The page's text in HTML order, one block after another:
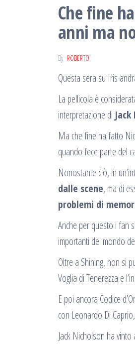
Che fine
anni ma
By ROBERTO
Questa sera su Iris
La pellicola è
interpretazione di
Ma che fine ha fatto
quando fece parte del
Nonostante ciò, in
dalle scene, ma di
problemi di
Anche per questo i fan
importanti del mondo
Oltre a Shining, non si
Voglia di Tenerezza e
E poi ancora Codice
con Leonardo Di
Jack Nicholson ha vinto